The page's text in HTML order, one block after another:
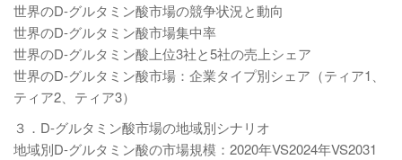
世界のD-グルタミン酸市場の競争状況と動向
世界のD-グルタミン酸市場集中率
世界のD-グルタミン酸上位3社と5社の売上シェア
世界のD-グルタミン酸市場：企業タイプ別シェア（ティア1、
ティア2、ティア3）
３．D-グルタミン酸市場の地域別シナリオ
地域別D-グルタミン酸の市場規模：2020年VS2024年VS2031